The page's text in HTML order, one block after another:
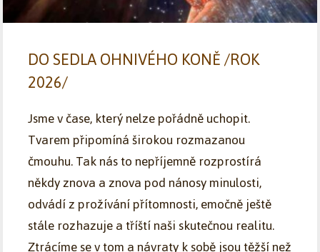
DO SEDLA OHNIVÉHO KONĚ /ROK
2026/
Jsme v čase, který nelze pořádně uchopit.
Tvarem připomíná širokou rozmazanou
čmouhu. Tak nás to nepříjemně rozprostírá
někdy znova a znova pod nánosy minulosti,
odvádí z prožívání přítomnosti, emočně ještě
stále rozhazuje a tříští naši skutečnou realitu.
Ztrácíme se v tom a návraty k sobě jsou těžší než